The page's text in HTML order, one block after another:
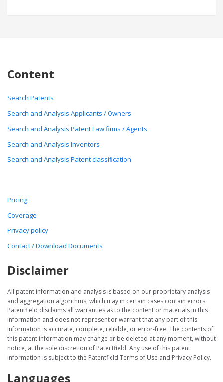
Content
Search Patents
Search and Analysis Applicants / Owners
Search and Analysis Patent Law firms / Agents
Search and Analysis Inventors
Search and Analysis Patent classification
Pricing
Coverage
Privacy policy
Contact / Download Documents
Disclaimer
All patent information and analysis is based on our proprietary analysis
and aggregation algorithms, which may in certain cases contain errors.
Patentfield disclaims all warranties as to the content or materials in this
information and does not represent or warrant that any part of this
information is accurate, complete, reliable, or error-free. The contents of
this patent information may change or be deleted at any moment, without
notice, at the sole discretion of Patentfield. Any use of this patent
information is subject to the Patentfield Terms of Use and Privacy Policy.
Languages